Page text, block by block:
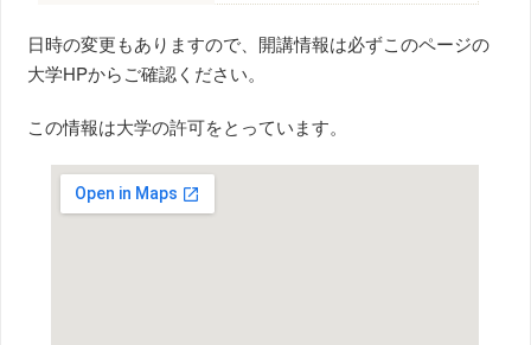
日時の変更もありますので、開講情報は必ずこのページの
大学HPからご確認ください。
この情報は大学の許可をとっています。